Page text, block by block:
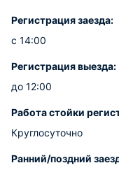
Регистрация заезда:
с 14:00
Регистрация выезда:
до 12:00
Работа стойки
Круглосуточно
Ранний/поздний